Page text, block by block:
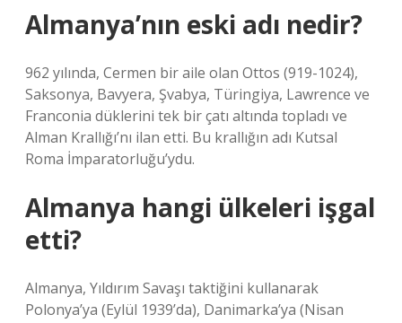
Almanya’nın eski adı nedir?
962 yılında, Cermen bir aile olan Ottos (919-1024),
Saksonya, Bavyera, Şvabya, Türingiya, Lawrence ve
Franconia düklerini tek bir çatı altında topladı ve
Alman Krallığı’nı ilan etti. Bu krallığın adı Kutsal
Roma İmparatorluğu’ydu.
Almanya hangi ülkeleri işgal
etti?
Almanya, Yıldırım Savaşı taktiğini kullanarak
Polonya’ya (Eylül 1939’da), Danimarka’ya (Nisan